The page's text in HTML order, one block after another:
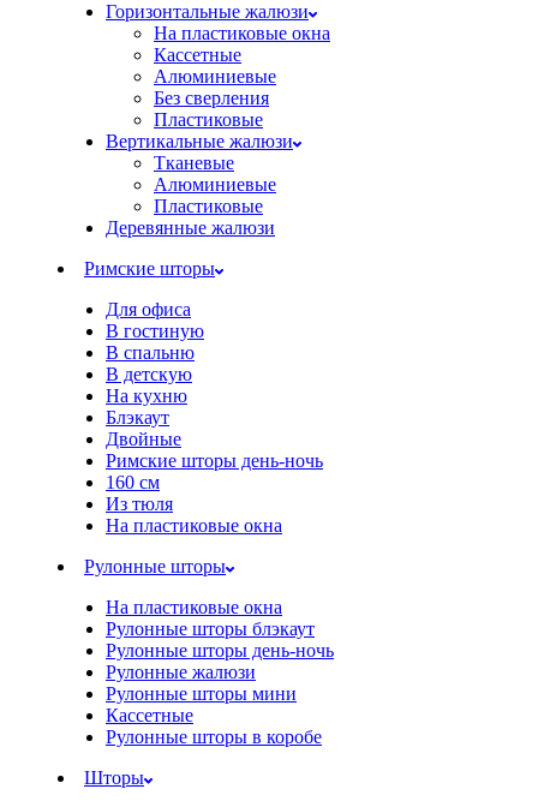
Горизонтальные жалюзи
На пластиковые окна
Кассетные
Алюминиевые
Без сверления
Пластиковые
Вертикальные жалюзи
Тканевые
Алюминиевые
Пластиковые
Деревянные жалюзи
Римские шторы
Для офиса
В гостиную
В спальню
В детскую
На кухню
Блэкаут
Двойные
Римские шторы день-ночь
160 см
Из тюля
На пластиковые окна
Рулонные шторы
На пластиковые окна
Рулонные шторы блэкаут
Рулонные шторы день-ночь
Рулонные жалюзи
Рулонные шторы мини
Кассетные
Рулонные шторы в коробе
Шторы